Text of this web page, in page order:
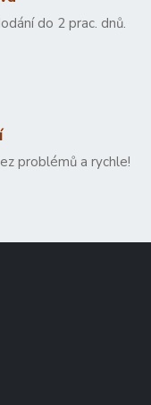
do 2 prac. dnů.
problémů a rychle!